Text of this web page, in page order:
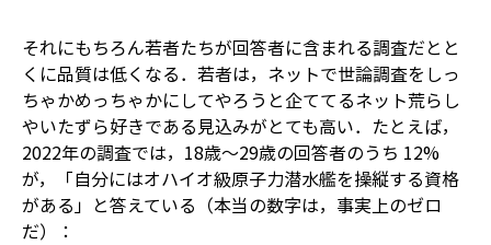
それにもちろん若者たちが回答者に含まれる調査だとと
くに品質は低くなる．若者は，ネットで世論調査をしっ
ちゃかめっちゃかにしてやろうと企ててるネット荒らし
やいたずら好きである見込みがとても高い．たとえば，
2022年の調査では，18歳～29歳の回答者のうち 12%
が，「自分にはオハイオ級原子力潜水艦を操縦する資格
がある」と答えている（本当の数字は，事実上のゼロ
だ）：